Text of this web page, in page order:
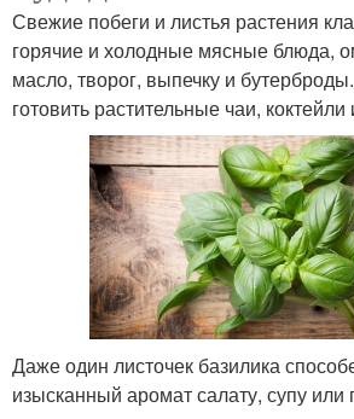
Базилик к мясу
Паста с базиликом
Базилик в кулинарии
Свежие побеги и листья растения
горячие и холодные мясные блюда,
масло, творог, выпечку и
готовить растительные чаи,
Даже один листочек базилика
изысканный аромат салату, супу или